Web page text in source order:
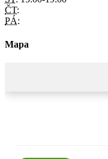
ČT:
PÁ:
Mapa